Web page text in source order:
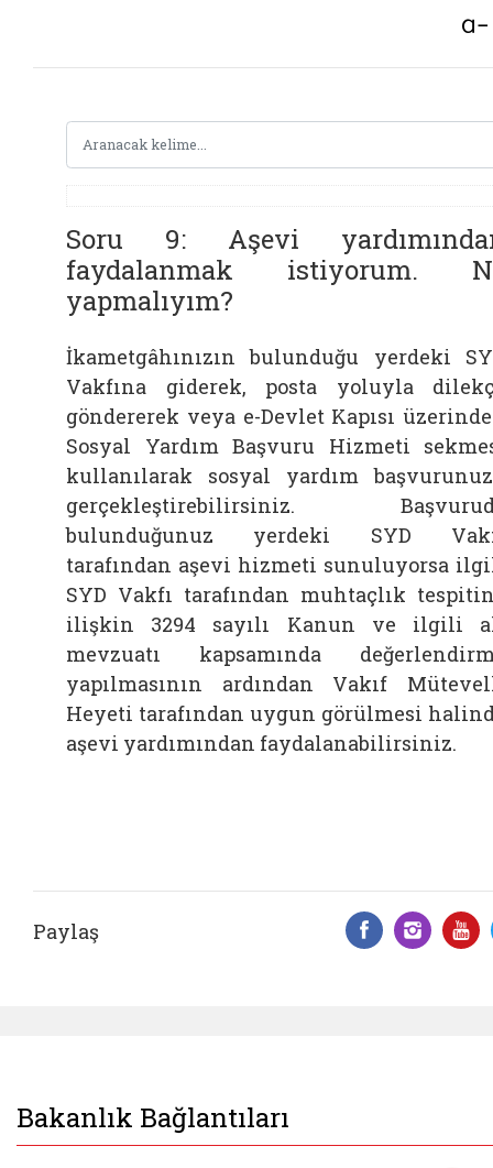
Soru 9: Aşevi
faydalanmak istiyorum.
yapmalıyım?
İkametgâhınızın bulunduğu yerdeki
Vakfına giderek, posta yoluyla
göndererek veya e-Devlet Kapısı
Sosyal Yardım Başvuru Hizmeti
kullanılarak sosyal yardım
gerçekleştirebilirsiniz.
bulunduğunuz yerdeki SYD
tarafından aşevi hizmeti sunuluyorsa
SYD Vakfı tarafından muhtaçlık
ilişkin 3294 sayılı Kanun ve ilgili
mevzuatı kapsamında
yapılmasının ardından Vakıf
Heyeti tarafından uygun görülmesi
aşevi yardımından faydalanabilirsiniz.
Paylaş
Bakanlık Bağlantıları